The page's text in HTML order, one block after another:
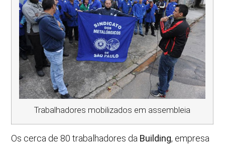
Trabalhadores mobilizados em assembleia
Os cerca de 80 trabalhadores da Building, empresa